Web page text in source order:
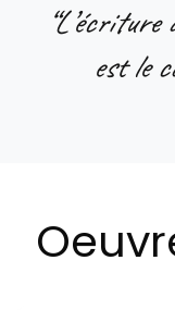
L’écriture
est le